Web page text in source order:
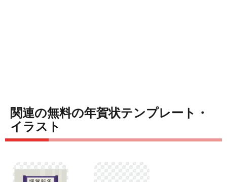
関連の無料の年賀状テンプレート・
イラスト